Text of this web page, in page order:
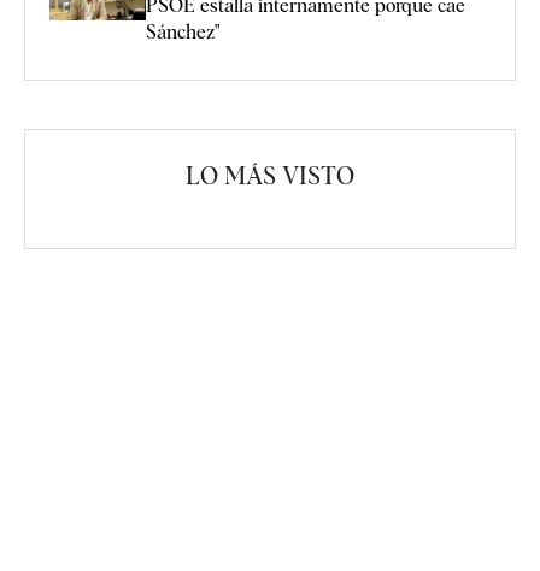
PSOE estalla internamente porque cae
Sánchez"
LO MÁS VISTO